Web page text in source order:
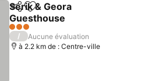
PartagerAjouter à mes favoris
Serik & Geora
Guesthouse
3 Étoiles
/
Aucune évaluation
à 2.2 km de : Centre-ville